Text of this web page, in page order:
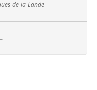
de-la-Lande